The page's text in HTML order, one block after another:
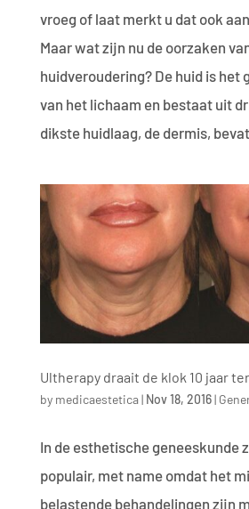
vroeg of laat merkt u dat ook
Maar wat zijn nu de oorzaken
huidveroudering? De huid is het
van het lichaam en bestaat uit
dikste huidlaag, de dermis,
Ultherapy draait de klok 10 jaar
by medicaestetica| Nov 18, 2016|
In de esthetische geneeskunde
populair, met name omdat het
belastende behandelingen zijn